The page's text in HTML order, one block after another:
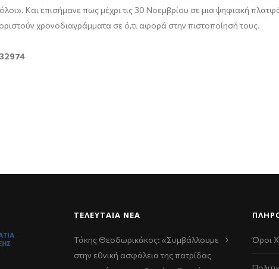
Και επισήμανε πως μέχρι τις 30 Νοεμβρίου σε μια ψηφιακή
χρονοδιαγράμματα σε ό,τι αφορά στην πιστοποίησή τους.
ΤΕΛΕΥΤΑΊΑ ΝΈΑ
Τάκης Θεοδωρικάκος: «Συμβάλλουμε
στην εθνική ασφάλεια της πατρίδας
Όροι